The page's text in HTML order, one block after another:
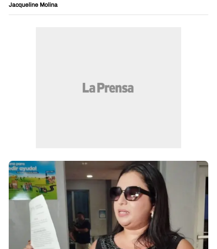
Jacqueline Molina